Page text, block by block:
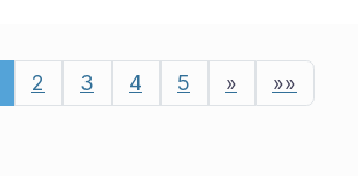
2 3 4 5 » »»